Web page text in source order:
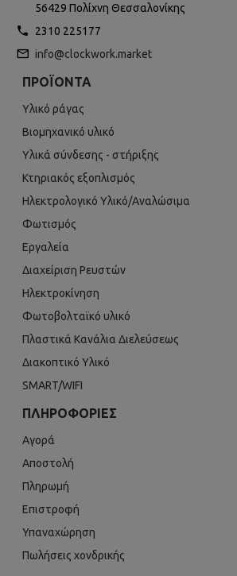
56429 Πολίχνη Θεσσαλονίκης
2310 225177
info@clockwork.market
ΠΡΟΪΌΝΤΑ
Υλικό ράγας
Βιομηχανικό υλικό
Υλικά σύνδεσης - στήριξης
Κτηριακός εξοπλισμός
Ηλεκτρολογικό Υλικό/Αναλώσιμα
Φωτισμός
Εργαλεία
Διαχείριση Ρευστών
Ηλεκτροκίνηση
Φωτοβολταϊκό υλικό
Πλαστικά Κανάλια Διελεύσεως
Διακοπτικό Υλικό
SMART/WIFI
ΠΛΗΡΟΦΟΡΊΕΣ
Αγορά
Αποστολή
Πληρωμή
Επιστροφή
Υπαναχώρηση
Πωλήσεις χονδρικής